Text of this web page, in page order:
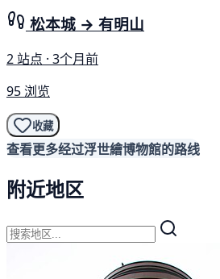
松本城 → 有明山
2 站点 · 3个月前
95 浏览
收藏
查看更多经过浮世繪博物館的路线
附近地区